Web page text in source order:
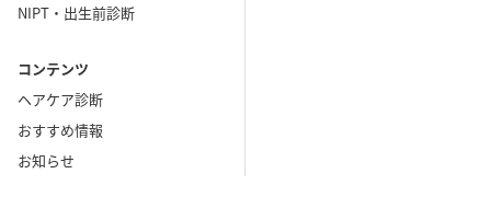
NIPT・出生前診断
コンテンツ
ヘアケア診断
おすすめ情報
お知らせ